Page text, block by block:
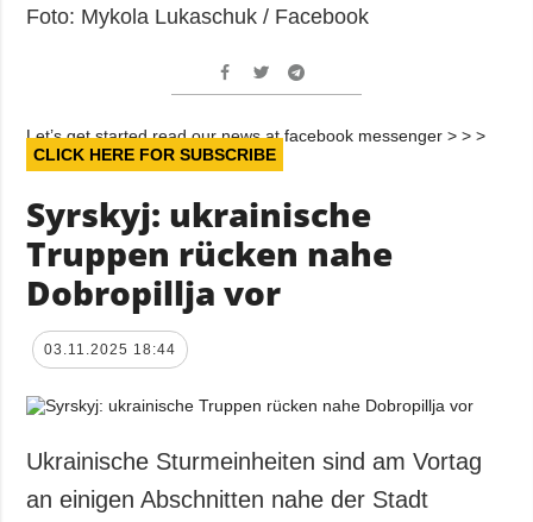
Foto: Mykola Lukaschuk / Facebook
Let’s get started read our news at facebook messenger > > >
CLICK HERE FOR SUBSCRIBE
Syrskyj: ukrainische
Truppen rücken nahe
Dobropillja vor
03.11.2025 18:44
Ukrainische Sturmeinheiten sind am Vortag
an einigen Abschnitten nahe der Stadt